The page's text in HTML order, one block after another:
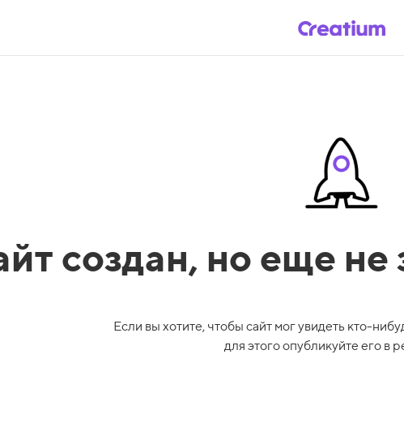
создан, но еще не
Если вы хотите, чтобы сайт мог увидеть кто-
для этого опубликуйте его в